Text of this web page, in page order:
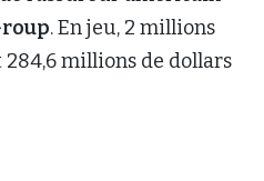
. En jeu, 2 millions
millions de dollars